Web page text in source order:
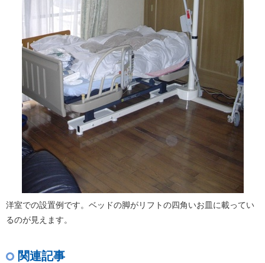
洋室での設置例です。ベッドの脚がリフトの四角いお皿に載ってい
るのが見えます。
関連記事